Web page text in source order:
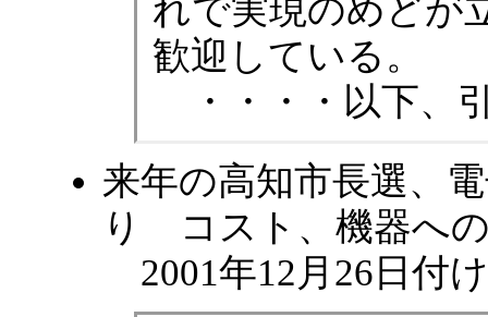
れで実現のめどが
歓迎している。
・・・・以下、
来年の高知市長選、
り コスト、機器へ
2001年12月26日付